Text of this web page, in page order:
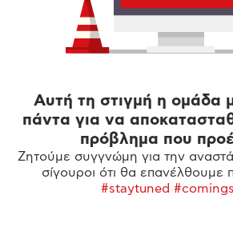
Αυτή τη στιγμή η ομάδα
πάντα για να
πρόβλημα που
Ζητούμε συγγνώμη για την
σίγουροι ότι θα επανέλθουμε
#staytuned